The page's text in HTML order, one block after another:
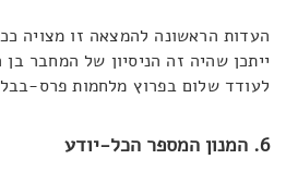
העדות הראשונה להמצאה זו מצויה
לעודד שלום בפרוץ מלחמות פרס-
6. המנון המספר הכל-יודע